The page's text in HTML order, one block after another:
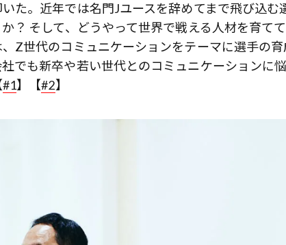
た。近年では名門Jユースを辞めてまで飛び込
？ そして、どうやって世界で戦える人材を育て
Z世代のコミュニケーションをテーマに選手の
でも新卒や若い世代とのコミュニケーションに
#1】【#2】